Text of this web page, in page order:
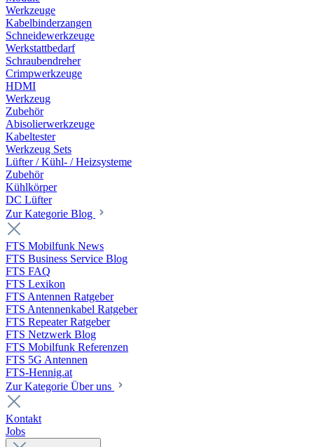
Werkzeuge
Kabelbinderzangen
Schneidewerkzeuge
Werkstattbedarf
Schraubendreher
Crimpwerkzeuge
HDMI
Werkzeug
Zubehör
Abisolierwerkzeuge
Kabeltester
Werkzeug Sets
Lüfter / Kühl- / Heizsysteme
Zubehör
Kühlkörper
DC Lüfter
Zur Kategorie Blog
FTS Mobilfunk News
FTS Business Service Blog
FTS FAQ
FTS Lexikon
FTS Antennen Ratgeber
FTS Antennenkabel Ratgeber
FTS Repeater Ratgeber
FTS Netzwerk Blog
FTS Mobilfunk Referenzen
FTS 5G Antennen
FTS-Hennig.at
Zur Kategorie Über uns
Kontakt
Jobs